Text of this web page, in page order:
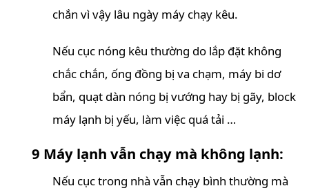
chắn vì vậy lâu ngày máy chạy kêu.
Nếu cục nóng kêu thường do lắp đặt không
chắc chắn, ống đồng bị va chạm, máy bi dơ
bẩn, quạt dàn nóng bị vướng hay bị gãy, block
máy lạnh bị yếu, làm việc quá tải …
9 Máy lạnh vẫn chạy mà không lạnh:
Nếu cục trong nhà vẫn chạy bình thường mà